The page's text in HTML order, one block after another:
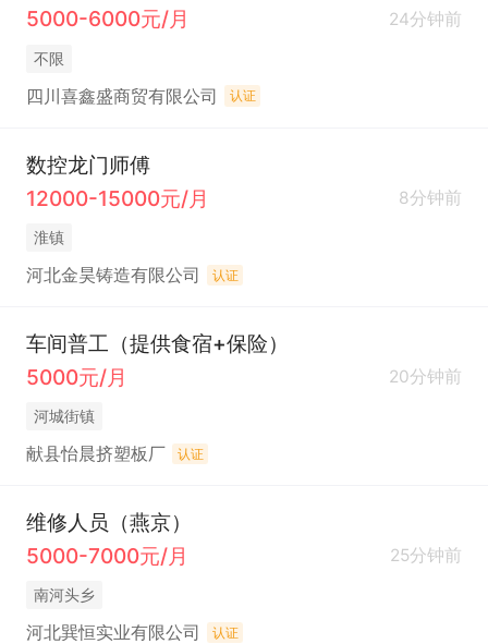
5000-6000元/月
24分钟前
不限
四川喜鑫盛商贸有限公司 认证
数控龙门师傅
12000-15000元/月
8分钟前
淮镇
河北金昊铸造有限公司 认证
车间普工（提供食宿+保险）
5000元/月
20分钟前
河城街镇
献县怡晨挤塑板厂 认证
维修人员（燕京）
5000-7000元/月
25分钟前
南河头乡
河北巽恒实业有限公司 认证